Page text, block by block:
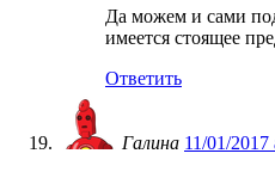
Да можем и сами
имеется стоящее
Ответить
Галина 11/01/2017